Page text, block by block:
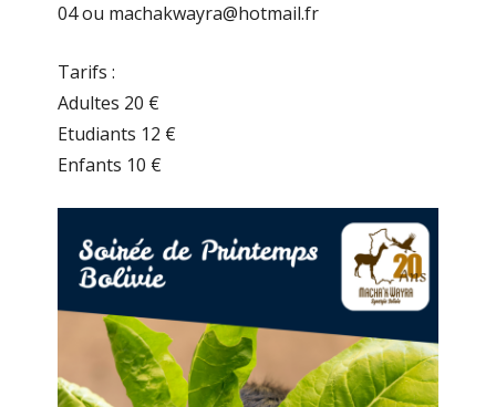
04 ou machakwayra@hotmail.fr
Tarifs :
Adultes 20 €
Etudiants 12 €
Enfants 10 €